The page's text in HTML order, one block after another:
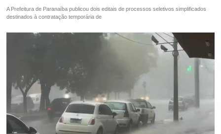
A Prefeitura de Paranaíba publicou dois editais de processos seletivos simplificados
destinados à contratação temporária de